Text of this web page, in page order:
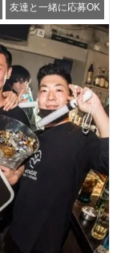
友達と一緒に応募OK